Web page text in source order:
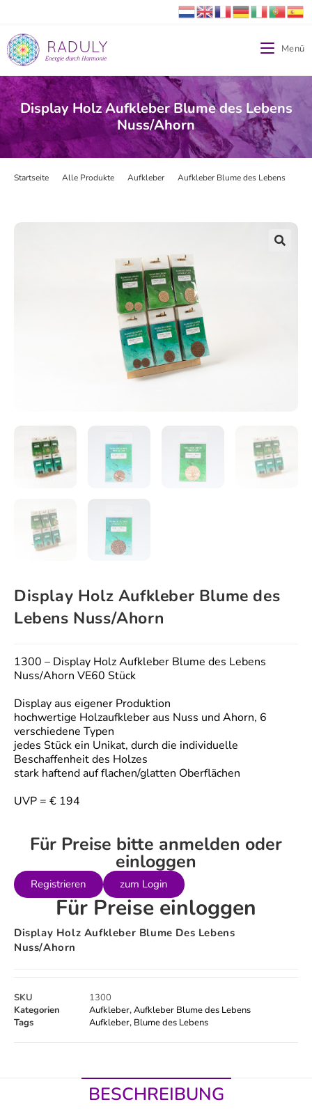
Menü
Display Holz Aufkleber Blume des Lebens
Nuss/Ahorn
Startseite Alle Produkte Aufkleber Aufkleber Blume des Lebens
Display Holz Aufkleber Blume des
Lebens Nuss/Ahorn
1300 – Display Holz Aufkleber Blume des Lebens
Nuss/Ahorn VE60 Stück
Display aus eigener Produktion
hochwertige Holzaufkleber aus Nuss und Ahorn, 6
verschiedene Typen
jedes Stück ein Unikat, durch die individuelle
Beschaffenheit des Holzes
stark haftend auf flachen/glatten Oberflächen
UVP = € 194
Für Preise bitte anmelden oder
einloggen
Registrieren zum Login
Für Preise einloggen
Display Holz Aufkleber Blume Des Lebens
Nuss/Ahorn
SKU
1300
Kategorien
Aufkleber,Aufkleber Blume des Lebens
Tags
Aufkleber, Blume des Lebens
BESCHREIBUNG